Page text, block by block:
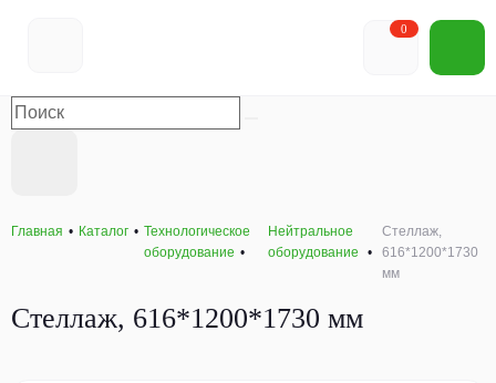
0
Главная Каталог
Технологическое
оборудование
Нейтральное
оборудование
Стеллаж,
616*1200*1730
мм
Стеллаж, 616*1200*1730 мм